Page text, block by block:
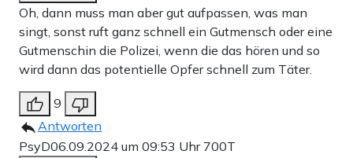
Oh, dann muss man aber gut aufpassen, was man
singt, sonst ruft ganz schnell ein Gutmensch oder eine
Gutmenschin die Polizei, wenn die das hören und so
wird dann das potentielle Opfer schnell zum Täter.
9
Antworten
PsyD06.09.2024 um 09:53 Uhr 700T